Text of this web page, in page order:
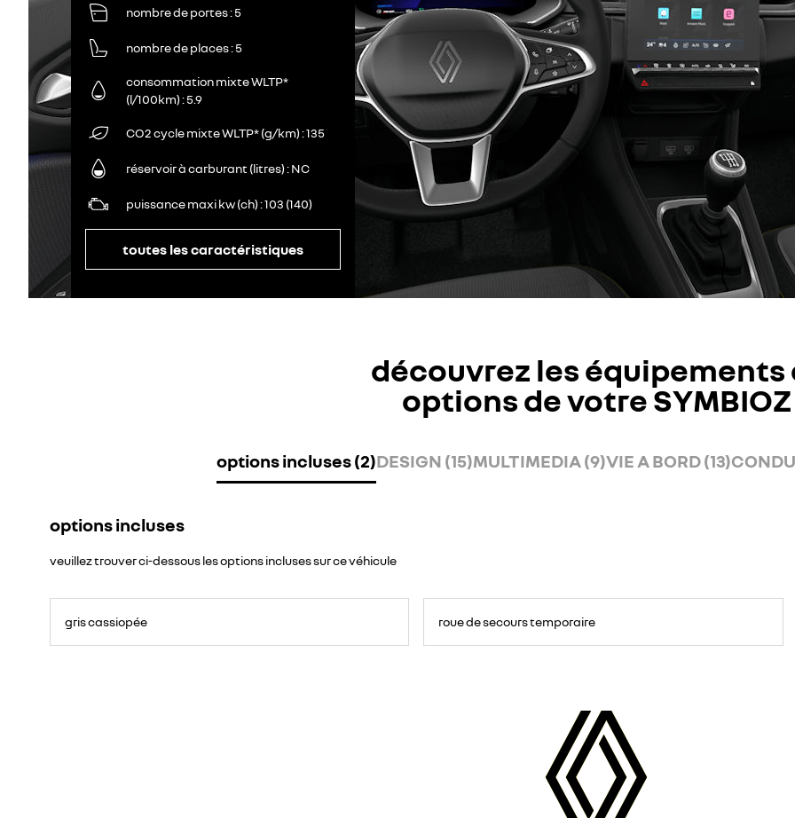
nombre de portes 5
nombre de places 5
consommation mixte WLTP*
(l/100km) 5.9
CO2 cycle mixte WLTP* (g/km) 135
réservoir à carburant (litres) NC
puissance maxi kw (ch) 103 (140)
toutes les caractéristiques
découvrez les équipements
options de votre SYMBIOZ
options incluses (2)DESIGN (15)MULTIMEDIA (9)VIE A BORD (13)
options incluses
veuillez trouver ci-dessous les options incluses sur ce véhicule
gris cassiopée roue de secours temporaire